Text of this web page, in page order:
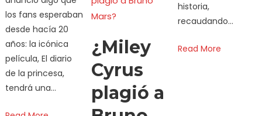
historia,
recaudando…
Read More
los fans esperaban
desde hacía 20
años: la icónica
película, El diario
de la princesa,
tendrá una…
¿Miley
Cyrus
plagió a